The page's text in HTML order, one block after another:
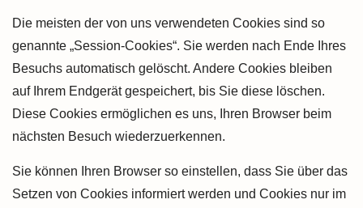
Die meisten der von uns verwendeten Cookies sind so
genannte „Session-Cookies“. Sie werden nach Ende Ihres
Besuchs automatisch gelöscht. Andere Cookies bleiben
auf Ihrem Endgerät gespeichert, bis Sie diese löschen.
Diese Cookies ermöglichen es uns, Ihren Browser beim
nächsten Besuch wiederzuerkennen.
Sie können Ihren Browser so einstellen, dass Sie über das
Setzen von Cookies informiert werden und Cookies nur im